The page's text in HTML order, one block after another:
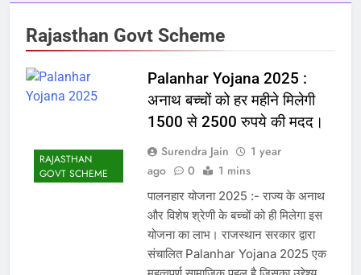
Rajasthan Govt Scheme
RAJASTHAN
GOVT SCHEME
Palanhar Yojana 2025 :
अनाथ बच्चों को हर महीने मिलेगी
1500 से 2500 रुपये की मदद।
Surendra Jain
1 year
ago
0 1 mins
पालनहार योजना 2025 :- राज्य के अनाथ
और विशेष श्रेणी के बच्चों को ही मिलेगा इस
योजना का लाभ। राजस्थान सरकार द्वारा
संचालित Palanhar Yojana 2025 एक